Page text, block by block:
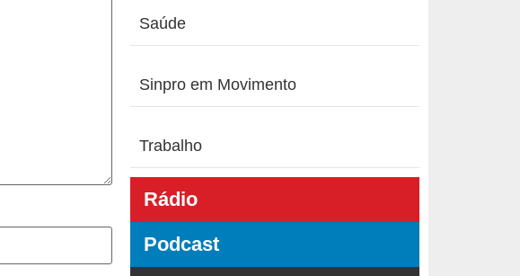
Saúde
Sinpro em Movimento
Trabalho
Rádio
Podcast